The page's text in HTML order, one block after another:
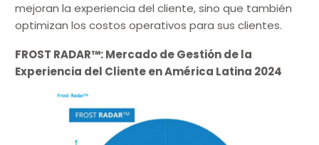
mejoran la experiencia del cliente, sino que también
optimizan los costos operativos para sus clientes.
FROST RADAR™: Mercado de Gestión de la
Experiencia del Cliente en América Latina 2024